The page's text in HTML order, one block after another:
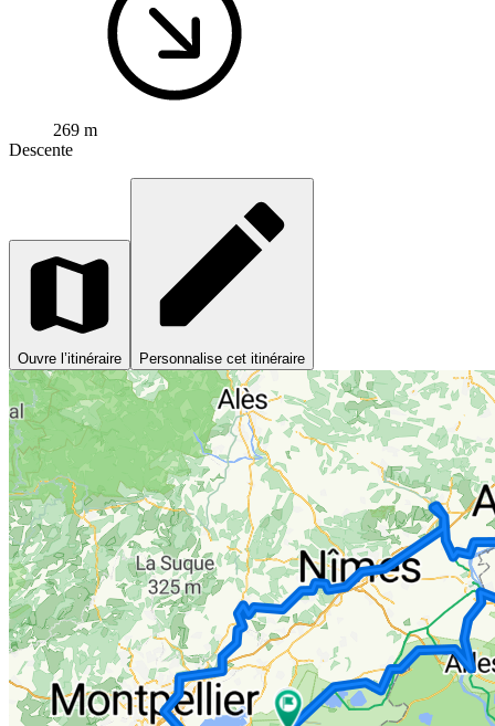
269 m
Descente
Ouvre l’itinéraire Personnalise cet itinéraire